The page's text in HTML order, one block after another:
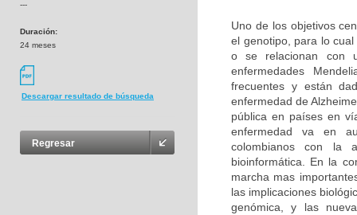
---
Duración:
24 meses
Descargar resultado de búsqueda
Regresar
Uno de los objetivos
el genotipo, para lo
o se relacionan con
enfermedades
frecuentes y están
enfermedad de
pública en países en
enfermedad va en
colombianos con la
bioinformática. En la
marcha mas
las implicaciones
genómica, y las